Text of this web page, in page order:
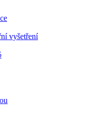
vyšetření